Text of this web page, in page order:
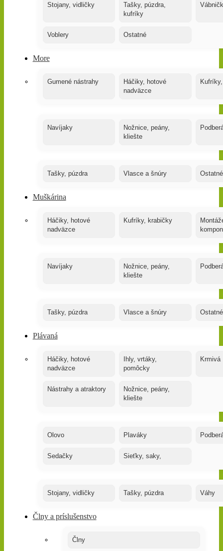
Stojany, vidličky
Tašky, púzdra,
kufríky
Voblery Ostatné
More
Gumené nástrahy
Háčiky, hotové
nadväzce
Navíjaky
Nožnice, peány,
kliešte
Tašky, púzdra Vlasce a šnúry Ostatné
Muškárina
Háčiky, hotové
nadväzce
Kufríky, krabičky
Navíjaky
Nožnice, peány,
kliešte
Tašky, púzdra Vlasce a šnúry
Plávaná
Háčiky, hotové
nadväzce
Ihly, vrtáky,
pomôcky
Krmivá
Nástrahy a atraktory
Nožnice, peány,
kliešte
Olovo Plaváky
Sedačky Sieťky, saky,
Stojany, vidličky Tašky, púzdra Váhy
Člny a príslušenstvo
Člny